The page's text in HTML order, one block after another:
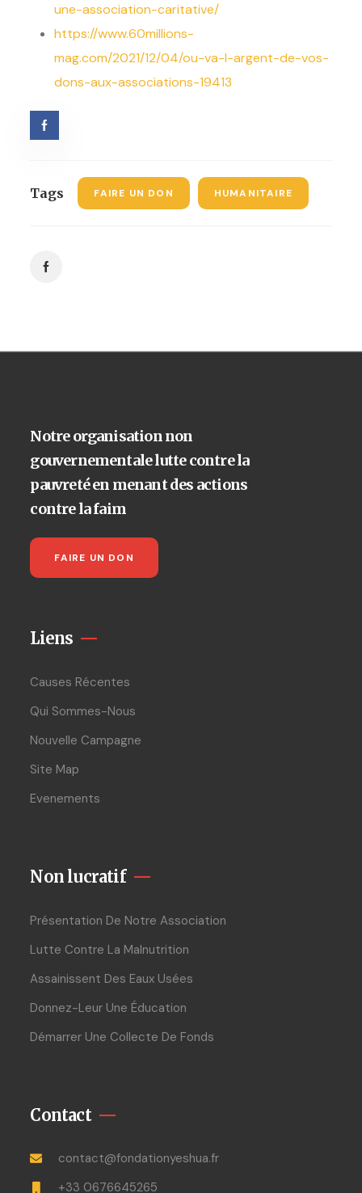
une-association-caritative/
https://www.60millions-
mag.com/2021/12/04/ou-va-l-argent-de-vos-
dons-aux-associations-19413
Tags FAIRE UN DON HUMANITAIRE
Notre organisation non
gouvernementale lutte contre la
pauvreté en menant des actions
contre la faim
FAIRE UN DON
Liens
Causes Récentes
Qui Sommes-Nous
Nouvelle Campagne
Site Map
Evenements
Non lucratif
Présentation De Notre Association
Lutte Contre La Malnutrition
Assainissent Des Eaux Usées
Donnez-Leur Une Éducation
Démarrer Une Collecte De Fonds
Contact
contact@fondationyeshua.fr
+33 0676645265